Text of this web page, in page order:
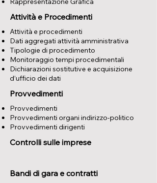
Attività e Procedimenti
Attività e procedimenti
Dati aggregati attività amministrativa
Tipologie di procedimento
Monitoraggio tempi procedimentali
Dichiarazioni sostitutive e acquisizione
d’ufficio dei dati
Provvedimenti
Provvedimenti
Provvedimenti organi indirizzo-politico
Provvedimenti dirigenti
Controlli sulle imprese
Bandi di gara e contratti